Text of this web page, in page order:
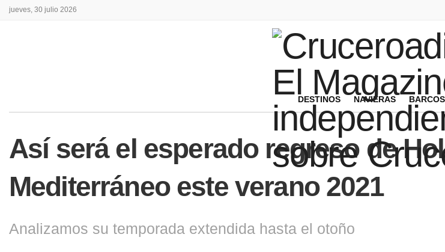
jueves, 30 julio 2026
DESTINOS NAVIERAS BARCOS
Así será el esperado regreso de
Mediterráneo este verano 2021
Analizamos su temporada extendida hasta el otoño